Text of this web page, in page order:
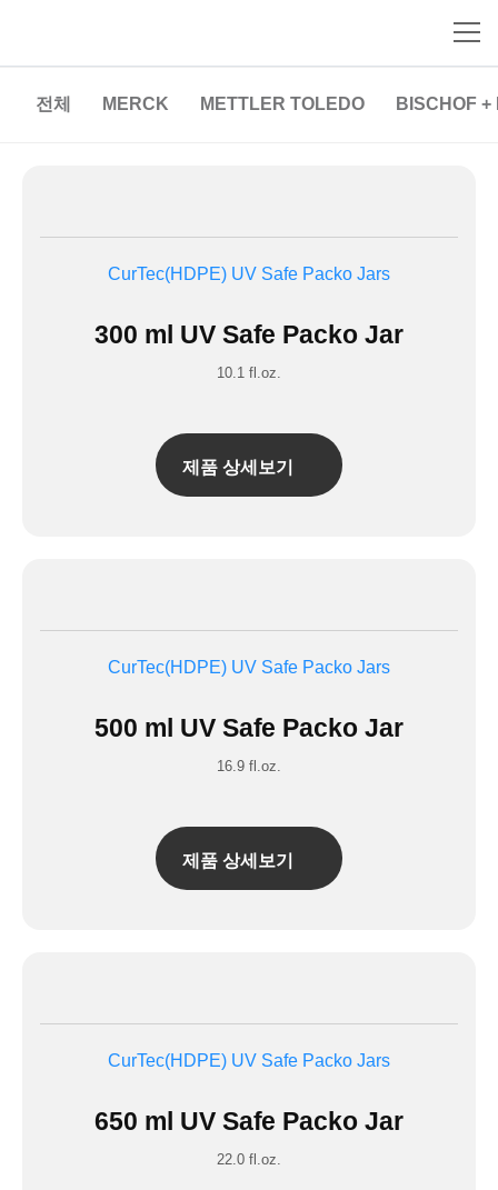
전체 MERCK METTLER TOLEDO BISCHOF +
CurTec(HDPE) UV Safe Packo Jars
300 ml UV Safe Packo Jar
10.1 fl.oz.
제품 상세보기
CurTec(HDPE) UV Safe Packo Jars
500 ml UV Safe Packo Jar
16.9 fl.oz.
제품 상세보기
CurTec(HDPE) UV Safe Packo Jars
650 ml UV Safe Packo Jar
22.0 fl.oz.